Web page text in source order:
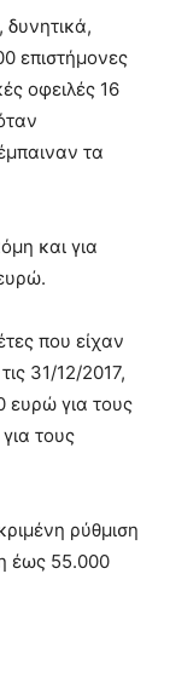
επιστήμονες
οφειλές 16
τα
και για
που είχαν
31/12/2017,
ευρώ για τους
τους
ρύθμιση
έως 55.000